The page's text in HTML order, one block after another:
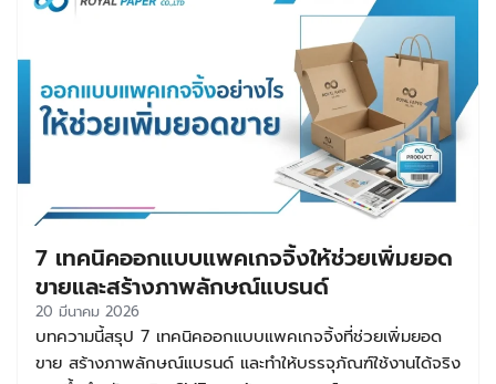
7 เทคนิคออกแบบแพคเกจจิ้งให้ช่วยเพิ่มยอด
ขายและสร้างภาพลักษณ์แบรนด์
20 มีนาคม 2026
บทความนี้สรุป 7 เทคนิคออกแบบแพคเกจจิ้งที่ช่วยเพิ่มยอด
ขาย สร้างภาพลักษณ์แบรนด์ และทำให้บรรจุภัณฑ์ใช้งานได้จริง